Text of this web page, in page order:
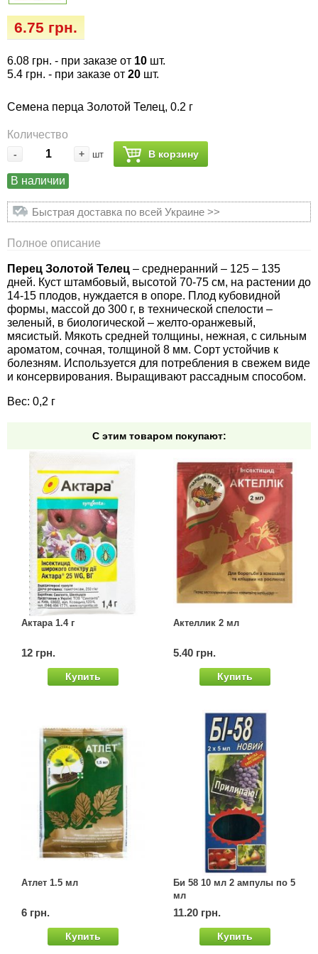
6.75 грн.
6.08 грн. - при заказе от 10 шт.
5.4 грн. - при заказе от 20 шт.
Семена перца Золотой Телец, 0.2 г
Количество
- + шт В корзину
В наличии
Быстрая доставка по всей Украине >>
Полное описание
Перец Золотой Телец – среднеранний – 125 – 135
дней. Куст штамбовый, высотой 70-75 см, на растении до
14-15 плодов, нуждается в опоре. Плод кубовидной
формы, массой до 300 г, в технической спелости –
зеленый, в биологической – желто-оранжевый,
мясистый. Мякоть средней толщины, нежная, с сильным
ароматом, сочная, толщиной 8 мм. Сорт устойчив к
болезням. Используется для потребления в свежем виде
и консервирования. Выращивают рассадным способом.
Вес: 0,2 г
С этим товаром покупают:
Актара 1.4 г
12 грн.
Купить
Актеллик 2 мл
5.40 грн.
Купить
Атлет 1.5 мл
6 грн.
Купить
Би 58 10 мл 2 ампулы по 5
мл
11.20 грн.
Купить
Семена перца
Семена петрушки
Семена пряных трав
Семена редьки
Семена салата
Семена сельдерея
Семена сидератов
Семена табака
Семена томатов
Семена газонной травы
Семена тыквы, патиссона
Семена укропа
Семена фасоли
Семена цветов
Семена шпината
Семена щавеля
Элитные семена в банках
Удобрения «Сударушка», «Рязаночка»
100 г
Удобрения «Чистый лист» кристаллические
Удобрения «Чистый лист» в палочках
Опрыскиватели
Горшки для цветов, кашпо
Перчатки
Средства защиты от колорадского жука
Средства защиты от тараканов, прусаков,
Средства защиты от комаров, москитов,
клещей, ос, мошек, слепней
Средства защиты от мух
Средства защиты от моли
Средства защиты от капустницы
Средства защиты от кротов
Средства защиты от грызунов
Препараты для септиков, выгребных ям и
дачных туалетов, биодеструкторы
Хозяйственные товары
Средства защиты растений
Лидеры продаж
Купить семена - хиты продаж